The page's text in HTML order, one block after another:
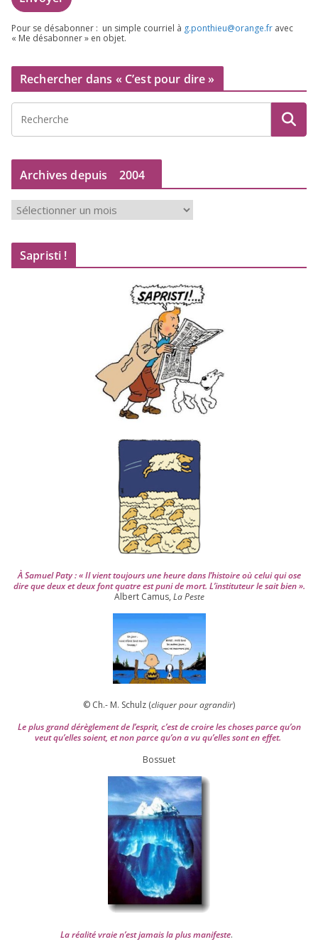
Pour se désa­bon­ner : un simple cour­riel à g.​ponthieu@​orange.​fr avec
« Me désa­bon­ner » en objet.
Rechercher dans « C’est pour dire »
Archives depuis 2004
r
c
Sapristi !
À Samuel Paty : « Il vient tou­jours une heure dans l’his­toire où celui qui ose
dire que deux et deux font quatre est puni de mort. L’instituteur le sait bien ».
Albert Camus, La Peste
© Ch.- M. Schulz (cli­quer pour agran­dir)
Le plus grand dérè­gle­ment de l’es­prit, c’est de croire les choses parce qu’on
veut qu’elles soient, et non parce qu’on a vu qu’elles sont en effet.
Bossuet
La réa­lité vraie n’est jamais la plus mani­feste.